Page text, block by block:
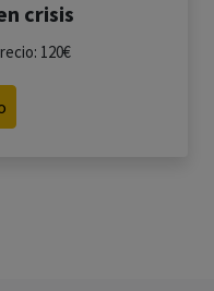
crisis
120€